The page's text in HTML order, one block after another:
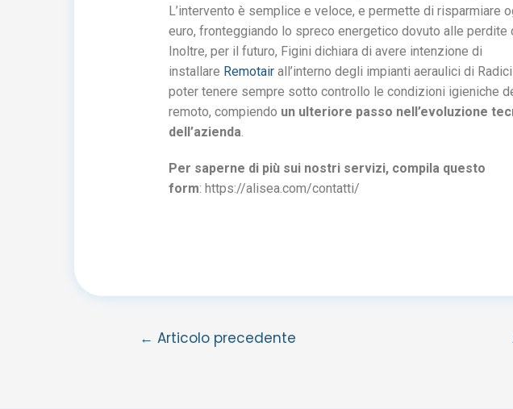
L’intervento è semplice e veloce, e permette di risparmiare
euro, fronteggiando lo spreco energetico dovuto alle perdite
Inoltre, per il futuro, Figini dichiara di avere intenzione di
installare Remotair all’interno degli impianti aeraulici di
poter tenere sempre sotto controllo le condizioni igieniche
remoto, compiendo un ulteriore passo nell’evoluzione
dell’azienda.
Per saperne di più sui nostri servizi, compila questo
form: https://alisea.com/contatti/
← Articolo precedente